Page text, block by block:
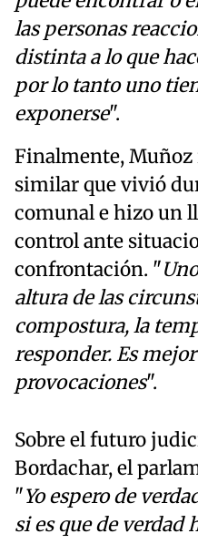
las personas
distinta a lo que
por lo tanto uno
exponerse".
Finalmente,
similar que vivió
comunal e hizo un
control ante
confrontación. "
altura de las
compostura, la
responder. Es
provocaciones".
Sobre el futuro
Bordachar, el
"Yo espero de
si es que de verdad